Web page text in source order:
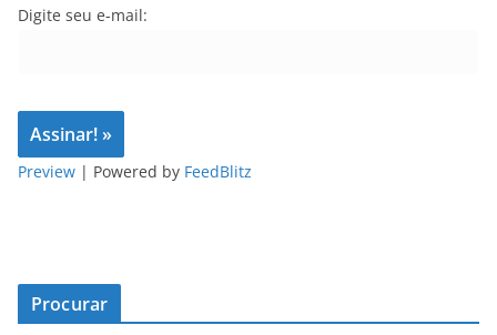
Digite seu e-mail:
Preview | Powered by FeedBlitz
Procurar